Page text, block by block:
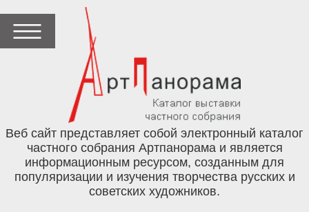
Веб сайт представляет собой электронный каталог
частного собрания Артпанорама и является
информационным ресурсом, созданным для
популяризации и изучения творчества русских и
советских художников.